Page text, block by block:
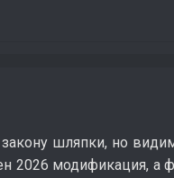
шляпки, но
2026 модификация, а